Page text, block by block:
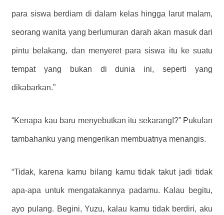
para siswa berdiam di dalam kelas hingga larut malam,
seorang wanita yang berlumuran darah akan masuk dari
pintu belakang, dan menyeret para siswa itu ke suatu
tempat yang bukan di dunia ini, seperti yang
dikabarkan.”
“Kenapa kau baru menyebutkan itu sekarang!?” Pukulan
tambahanku yang mengerikan membuatnya menangis.
“Tidak, karena kamu bilang kamu tidak takut jadi tidak
apa-apa untuk mengatakannya padamu. Kalau begitu,
ayo pulang. Begini, Yuzu, kalau kamu tidak berdiri, aku